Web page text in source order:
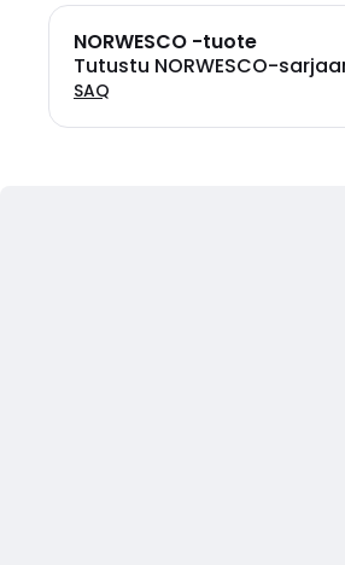
NORWESCO -tuote
Tutustu NORWESCO-
SAQ